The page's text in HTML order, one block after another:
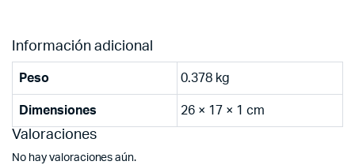
Información adicional
Peso 0.378 kg
Dimensiones 26 × 17 × 1 cm
Valoraciones
No hay valoraciones aún.